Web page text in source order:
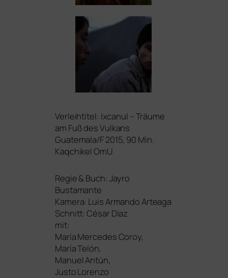
Verleihtitel: Ixcanul – Träume
am Fuß des Vulkans
Guatemala/F 2015, 90 Min.
Kaqchikel OmU
Regie& Buch: Jayro
Bustamante
Kamera: Luis Armando Arteaga
Schnitt: César Díaz
mit:
María Mercedes Coroy,
María Telón,
Manuel Antún,
Justo Lorenzo